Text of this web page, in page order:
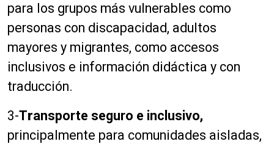
para los grupos más vulnerables como
personas con discapacidad, adultos
mayores y migrantes, como accesos
inclusivos e información didáctica y con
traducción.
3-Transporte seguro e inclusivo,
principalmente para comunidades aisladas,